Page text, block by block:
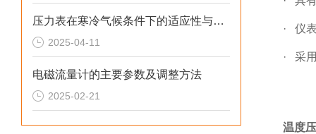
压力表在寒冷气候条件下的适应性与测试
2025-04-11
电磁流量计的主要参数及调整方法
2025-02-21
· 仪
· 采
温度